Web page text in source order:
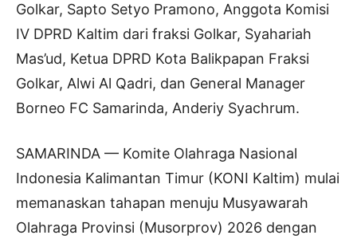
Golkar, Sapto Setyo Pramono, Anggota Komisi
IV DPRD Kaltim dari fraksi Golkar, Syahariah
Mas’ud, Ketua DPRD Kota Balikpapan Fraksi
Golkar, Alwi Al Qadri, dan General Manager
Borneo FC Samarinda, Anderiy Syachrum.
SAMARINDA — Komite Olahraga Nasional
Indonesia Kalimantan Timur (KONI Kaltim) mulai
memanaskan tahapan menuju Musyawarah
Olahraga Provinsi (Musorprov) 2026 dengan